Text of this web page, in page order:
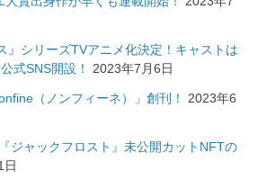
』シリーズTVアニメ化決定！キャストは
式SNS開設！
2023年7月6日
（ノンフィーネ）」創刊！
2023年6
ジャックフロスト』未公開カットNFTの
日